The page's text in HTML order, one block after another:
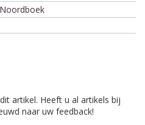
artikel. Heeft u al artikels bij
naar uw feedback!